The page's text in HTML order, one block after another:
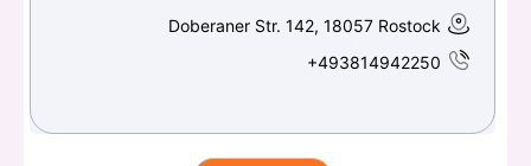
Doberaner Str. 142, 18057 Rostock
+493814942250